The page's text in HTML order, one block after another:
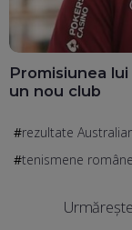
Promisiunea
un nou club
rezultate
tenismene